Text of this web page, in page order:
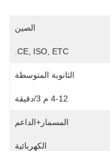
الصين
CE, ISO, ETC.
الثانوية المتوسطة
4-12 م 3/دقيقة
المسمار+الداعم
الكهربائية